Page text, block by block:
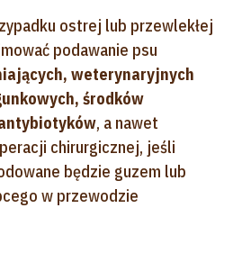
ostrej lub przewlekłej
podawanie psu
weterynaryjnych
środków
, a nawet
chirurgicznej, jeśli
będzie guzem lub
w przewodzie